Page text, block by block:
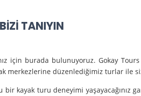
BIZI TANIYIN
için burada bulunuyoruz. Gokay
merkezlerine düzenlediğimiz turlar ile
kayak turu deneyimi yaşayacağınız